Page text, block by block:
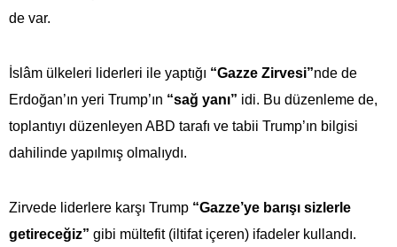
de var.
İslâm ülkeleri liderleri ile yaptığı “Gazze Zirvesi”nde de
Erdoğan’ın yeri Trump’ın “sağ yanı” idi. Bu düzenleme de,
toplantıyı düzenleyen ABD tarafı ve tabii Trump’ın bilgisi
dahilinde yapılmış olmalıydı.
Zirvede liderlere karşı Trump “Gazze’ye barışı sizlerle
getireceğiz” gibi mültefit (iltifat içeren) ifadeler kullandı.